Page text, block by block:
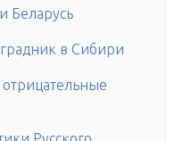
Беларусь
в Сибири